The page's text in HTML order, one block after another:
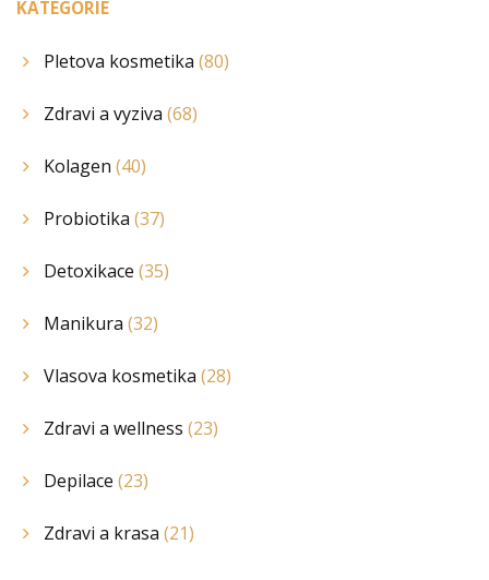
KATEGORIE
Pletova kosmetika (80)
Zdravi a vyziva (68)
Kolagen (40)
Probiotika (37)
Detoxikace (35)
Manikura (32)
Vlasova kosmetika (28)
Zdravi a wellness (23)
Depilace (23)
Zdravi a krasa (21)